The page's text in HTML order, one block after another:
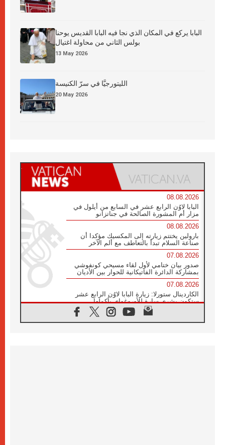
البابا يركع في المكان الذي نجا فيه البابا القديس يوحنا
بولس الثاني من محاولة اغتيال
13 May 2026
الليتورجيَّا في سرّ الكنيسة
20 May 2026
08.08.2026
البابا لاوُن الرابع عشر في السابع من أيلول في
مزار أم المشورة الصالحة في جناتزانو
08.08.2026
بارولين يختتم زيارته إلى المكسيك مؤكدا أن
صناعة السلام تبدأ بالتعاطف مع ألم الآخر
07.08.2026
صدور بيان ختامي لأول لقاء مسيحي كونفوشي
بمشاركة الدائرة الفاتيكانية للحوار بين الأديان
07.08.2026
الكاردينال ستورلا: زيارة البابا لاوُن الرابع عشر
ستكون بشرى سارة للأوروغواي بأكملها
الفاتيكان يعلن برنامج الزيارة الرسولية للبابا لاوُن